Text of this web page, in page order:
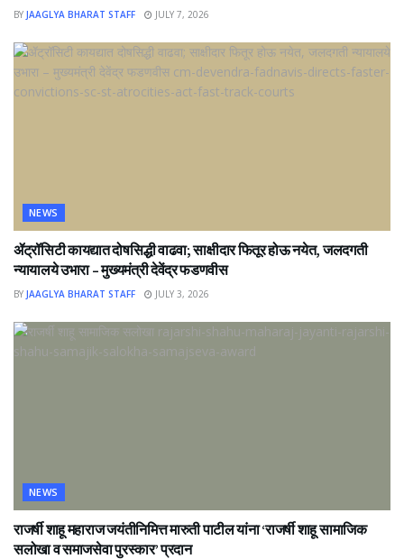
BY JAAGLYA BHARAT STAFF JULY 7, 2026
NEWS
ॲट्रॉसिटी कायद्यात दोषसिद्धी वाढवा; साक्षीदार फितूर होऊ नयेत, जलदगती
न्यायालये उभारा – मुख्यमंत्री देवेंद्र फडणवीस
BY JAAGLYA BHARAT STAFF JULY 3, 2026
NEWS
राजर्षी शाहू महाराज जयंतीनिमित्त मारुती पाटील यांना ‘राजर्षी शाहू सामाजिक
सलोखा व समाजसेवा पुरस्कार’ प्रदान